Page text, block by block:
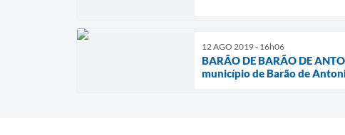
12 AGO 2019 - 16h06
BARÃO DE BARÃO DE
município de Barão de